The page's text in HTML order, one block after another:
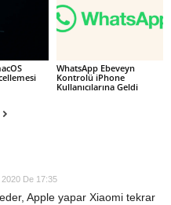
WhatsApp Ebeveyn
Kontrolü iPhone
Kullanıcılarına Geldi
2020 De 17:35
Apple yapar Xiaomi tekrar